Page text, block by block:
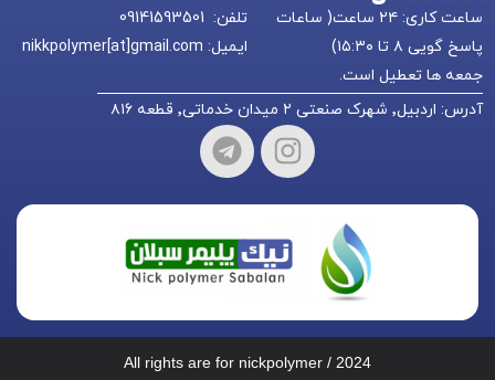
ساعت کاری: ۲۴ ساعت( ساعات
پاسخ گویی ۸ تا ۱۵:۳۰)
جمعه ها تعطیل است.
تلفن: 09141593501
ایمیل: nikkpolymer[at]gmail.com
آدرس: اردبیل٬ شهرک صنعتی ۲ میدان خدماتی٬ قطعه ۸۱۶
All rights are for nickpolymer / 2024